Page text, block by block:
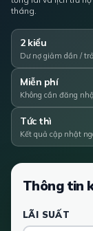
tháng.
2 kiểu
Dư nợ giảm dần /
Miễn phí
Không cần đăng
Tức thì
Kết quả cập nhật
Thông tin
LÃI SUẤT